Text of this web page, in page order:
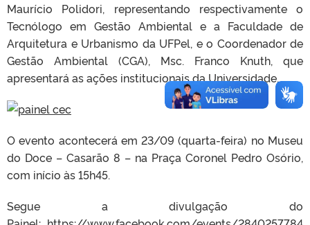
Maurício Polidori, representando respectivamente o
Tecnólogo em Gestão Ambiental e a Faculdade de
Arquitetura e Urbanismo da UFPel, e o Coordenador de
Gestão Ambiental (CGA), Msc. Franco Knuth, que
apresentará as ações institucionais da Universidade.
O evento acontecerá em 23/09 (quarta-feira) no Museu
do Doce – Casarão 8 – na Praça Coronel Pedro Osório,
com início às 15h45.
Segue a divulgação do